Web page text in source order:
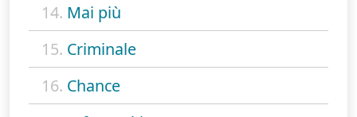
14. Mai più
15. Criminale
16. Chance